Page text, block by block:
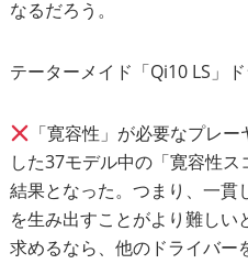
なるだろう。
テーターメイド「Qi10 LS」
「寛容性」が必要なプレ
した37モデル中の「寛容性
結果となった。つまり、一貫
を生み出すことがより難し
求めるなら、他のドライバー